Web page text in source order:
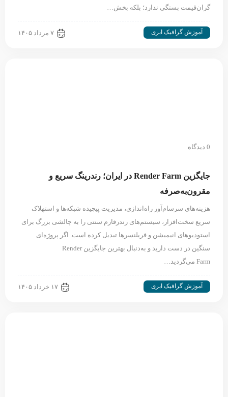
گران‌قیمت بستگی ندارد؛ بلکه بخش…
آموزش گرافیک ابری ۷ مرداد ۱۴۰۵
0 دیدگاه
جایگزین Render Farm در ایران؛ رندرینگ سریع و
مقرون‌به‌صرفه
هزینه‌های سرسام‌آور راه‌اندازی، مدیریت پیچیده شبکه‌ها و استهلاک
سریع سخت‌افزار، سیستم‌های رندرفارم سنتی را به چالشی بزرگ برای
استودیوهای انیمیشن و فریلنسرها تبدیل کرده است. اگر پروژه‌ای
سنگین در دست دارید و به‌دنبال بهترین جایگزین Render
Farm می‌گردید…
آموزش گرافیک ابری ۱۷ خرداد ۱۴۰۵